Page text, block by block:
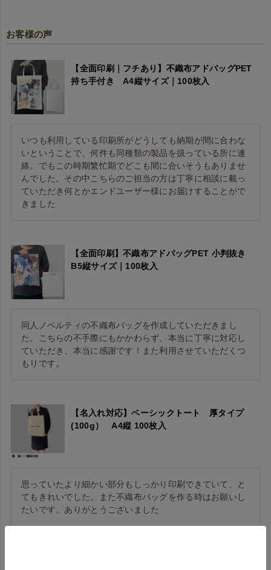
お客様の声
【全面印刷｜フチあり】不織布アドバッグPET
持ち手付き A4縦サイズ｜100枚入
いつも利用している印刷所がどうしても納期が間に合わな
いということで、何件も同種類の製品を扱っている所に連
絡。でもこの時期繁忙期でどこも間に合いそうもありませ
んでした。その中こちらのご担当の方は丁寧に相談に載っ
ていただき何とかエンドユーザー様にお届けすることがで
【全面印刷】不織布アドバッグPET 小判抜き
B5縦サイズ｜100枚入
同人ノベルティの不織布バッグを作成していただきまし
た。こちらの不手際にもかかわらず、本当に丁寧に対応し
ていただき、本当に感謝です！また利用させていただくつ
もりです。
【名入れ対応】ベーシックトート 厚タイプ
(100g） A4縦 100枚入
思っていたより細かい部分もしっかり印刷できていて、と
てもきれいでした。また不織布バッグを作る時はお願いし
たいです。ありがとうございました